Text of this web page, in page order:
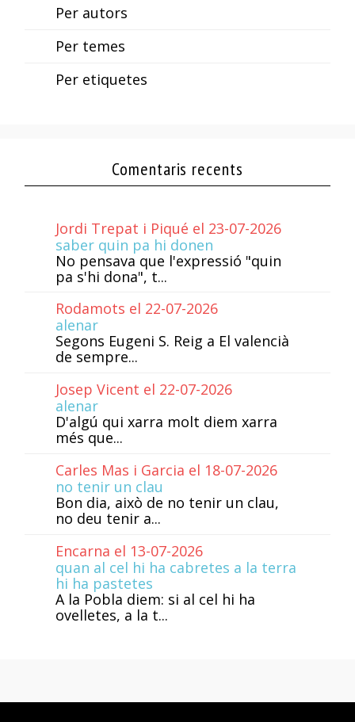
Per autors
Per temes
Per etiquetes
Comentaris recents
Jordi Trepat i Piqué el 23-07-2026
saber quin pa hi donen
No pensava que l'expressió "quin
pa s'hi dona", t...
Rodamots el 22-07-2026
alenar
Segons Eugeni S. Reig a El valencià
de sempre...
Josep Vicent el 22-07-2026
alenar
D'algú qui xarra molt diem xarra
més que...
Carles Mas i Garcia el 18-07-2026
no tenir un clau
Bon dia, això de no tenir un clau,
no deu tenir a...
Encarna el 13-07-2026
quan al cel hi ha cabretes a la terra
hi ha pastetes
A la Pobla diem: si al cel hi ha
ovelletes, a la t...